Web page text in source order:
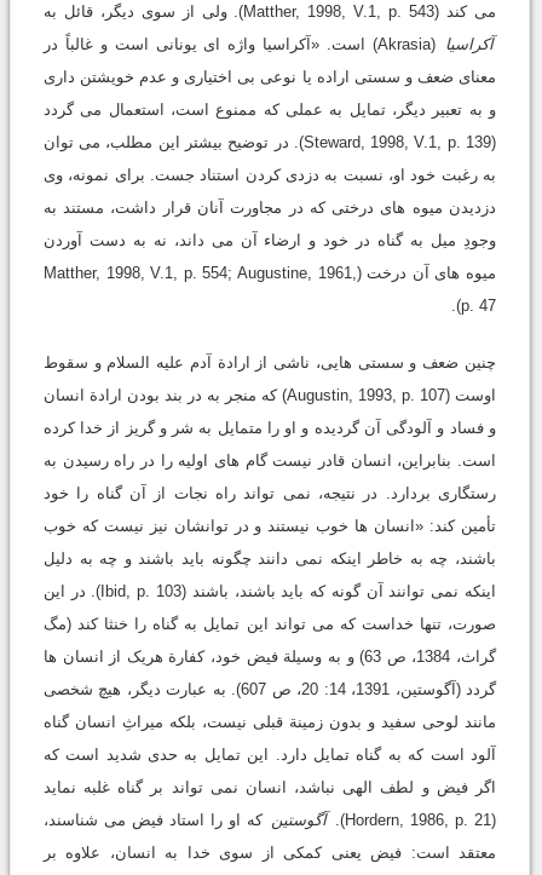
می کند (Matther, 1998, V.1, p. 543). ولی از سوی دیگر، قائل به
آکراسیا
(Akrasia) است. «آکراسیا واژه ای یونانی است و غالباً در
معنای ضعف و سستی اراده یا نوعی بی اختیاری و عدم خویشتن داری
و به تعبیر دیگر، تمایل به عملی که ممنوع است، استعمال می گردد
(Steward, 1998, V.1, p. 139). در توضیح بیشتر این مطلب، می توان
به رغبت خود او، نسبت به دزدی کردن استناد جست. برای نمونه، وی
دزدیدن میوه های درختی که در مجاورت آنان قرار داشت، مستند به
وجودِ میل به گناه در خود و ارضاء آن می داند، نه به دست آوردن
میوه های آن درخت (Matther, 1998, V.1, p. 554; Augustine, 1961,
p. 47).
چنین ضعف و سستی هایی، ناشی از ارادة آدم علیه السلام و سقوط
اوست (Augustin, 1993, p. 107) که منجر به در بند بودن ارادة انسان
و فساد و آلودگی آن گردیده و او را متمایل به شر و گریز از خدا کرده
است. بنابراین، انسان قادر نیست گام های اولیه را در راه رسیدن به
رستگاری بردارد. در نتیجه، نمی تواند راه نجات از آن گناه را خود
تأمین کند: «انسان ها خوب نیستند و در توانشان نیز نیست که خوب
باشند، چه به خاطر اینکه نمی دانند چگونه باید باشند و چه به دلیل
اینکه نمی توانند آن گونه که باید باشند، باشند (Ibid, p. 103). در این
صورت، تنها خداست که می تواند این تمایل به گناه را خنثا کند (مگ
گراث، 1384، ص 63) و به وسیلة فیض خود، کفارة هریک از انسان ها
گردد (آگوستین، 1391، 14: 20، ص 607). به عبارت دیگر، هیچ شخصی
مانند لوحی سفید و بدون زمینة قبلی نیست، بلکه میراثِ انسان گناه
آلود است که به گناه تمایل دارد. این تمایل به حدی شدید است که
اگر فیض و لطف الهی نباشد، انسان نمی تواند بر گناه غلبه نماید
(Hordern, 1986, p. 21).
آگوستین که او را استاد فیض می شناسند،
معتقد است: فیض یعنی کمکی از سوی خدا به انسان، علاوه بر